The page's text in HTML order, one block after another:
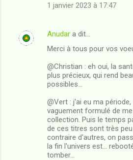
1 janvier 2023 à 17:47
Anudar a dit…
Merci à tous pour vos
@Christian : eh oui, la
plus précieux, qui rend
possibles...
@Vert : j'ai eu ma
vaguement formulé de
collection. Puis le temps
de ces titres sont très
contraire d'autres, on
la fin l'univers est...
tomber...